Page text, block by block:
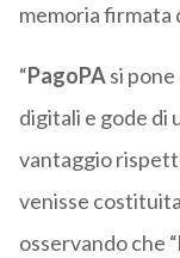
memoria firmata
“PagoPAsi pone
digitali e gode di
vantaggio
venisse
osservando che